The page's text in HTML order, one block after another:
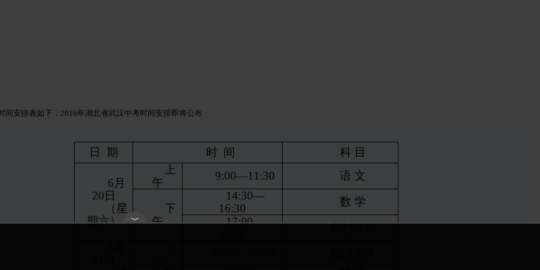
时间安排表如下，2016年湖北省武汉中考时间安排即将公布
日 期 时 间 科 目
6 月
20 日
（星
期六）
上
午
9:00—11:30 语 文
下
午
14:30—
16:30
数 学
17:00—
思想品德
﹀